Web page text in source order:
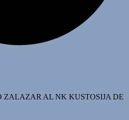
ZALAZAR AL NK KUSTOSIJA DE